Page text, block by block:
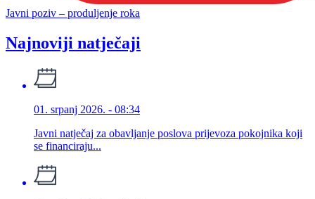
Javni poziv – produljenje roka
Najnoviji natječaji
01. srpanj 2026. - 08:34
Javni natječaj za obavljanje poslova prijevoza pokojnika koji
se financiraju...